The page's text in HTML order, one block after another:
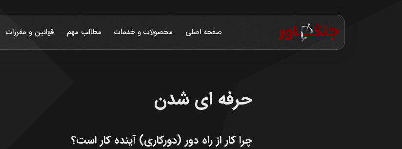
صفحه اصلی محصولات و خدمات مطالب مهم قوانین و مقررات
حرفه ای شدن
چرا کار از راه دور (دورکاری) آینده کار است؟